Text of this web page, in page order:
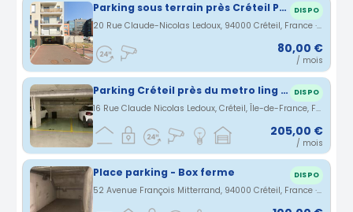
Parking sous terrain près Créteil Pointe du Lac DISPO
20 Rue Claude-Nicolas Ledoux, 94000 Créteil, France · 4.56 km
80,00 €
/ mois
Parking Créteil près du metro ling 8 point du lac et bus 393 et 281 eruoparc DISPO
16 Rue Claude Nicolas Ledoux, Créteil, Île-de-France, France · 4.56 km
205,00 €
/ mois
Place parking - Box ferme DISPO
52 Avenue François Mitterrand, 94000 Créteil, France · 4.56 km